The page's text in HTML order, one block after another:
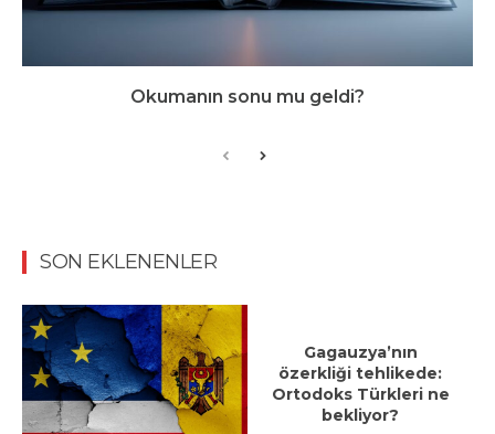
Okumanın sonu mu geldi?
SON EKLENENLER
Gagauzya’nın
özerkliği tehlikede:
Ortodoks Türkleri ne
bekliyor?